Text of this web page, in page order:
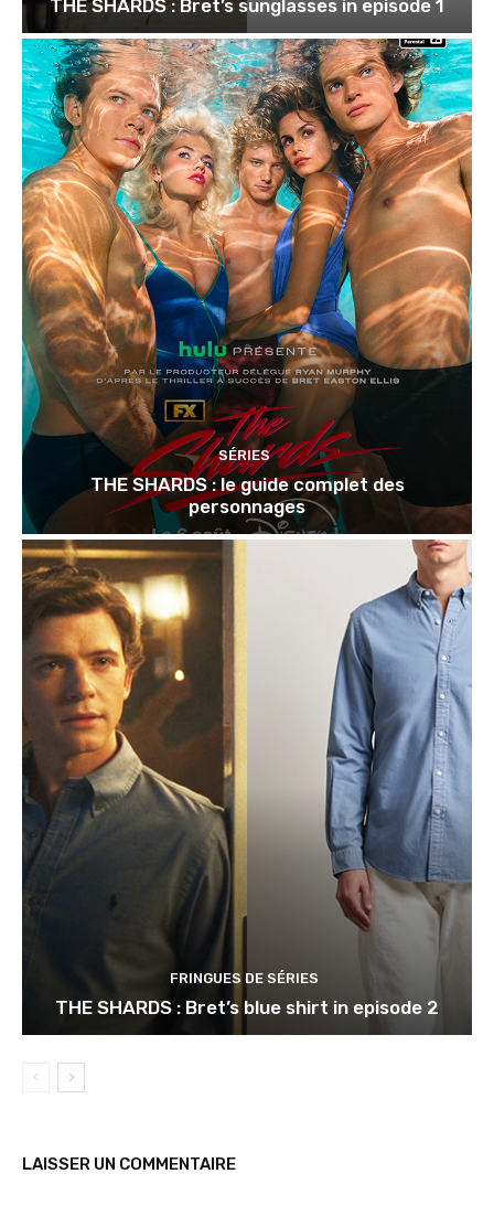
THE SHARDS : Bret’s sunglasses in episode 1
SÉRIES
THE SHARDS : le guide complet des
personnages
FRINGUES DE SÉRIES
THE SHARDS : Bret’s blue shirt in episode 2
LAISSER UN COMMENTAIRE